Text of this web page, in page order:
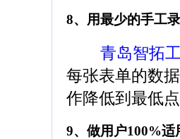
8、用最少的手工
青岛智拓
每张表单的数
作降低到最低
9、做用户100%